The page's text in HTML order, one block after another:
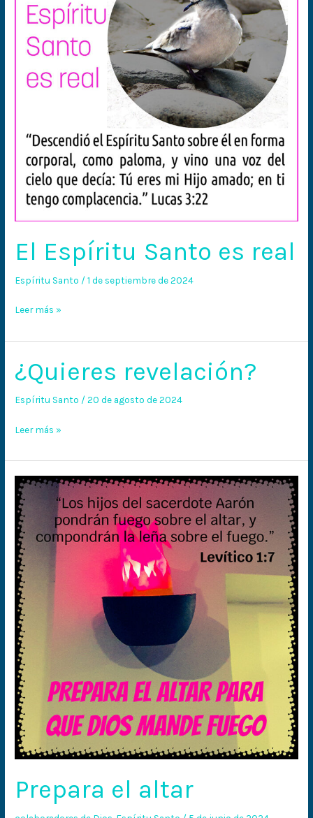
El Espíritu Santo es real
Espíritu Santo /1 de septiembre de 2024
real
Leer más »
¿Quieres revelación?
Espíritu Santo /20 de agosto de 2024
¿Quieres
revelación?
Leer más »
Prepara el altar
Prepara
el
altar